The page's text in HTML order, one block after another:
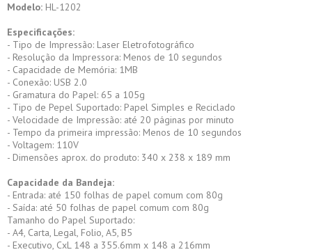
Modelo: HL-1202
Especificações:
- Tipo de Impressão: Laser Eletrofotográfico
- Resolução da Impressora: Menos de 10 segundos
- Capacidade de Memória: 1MB
- Conexão: USB 2.0
- Gramatura do Papel: 65 a 105g
- Tipo de Pepel Suportado: Papel Simples e Reciclado
- Velocidade de Impressão: até 20 páginas por minuto
- Tempo da primeira impressão: Menos de 10 segundos
- Voltagem: 110V
- Dimensões aprox. do produto: 340 x 238 x 189 mm
Capacidade da Bandeja:
- Entrada: até 150 folhas de papel comum com 80g
- Saída: até 50 folhas de papel comum com 80g
Tamanho do Papel Suportado:
- A4, Carta, Legal, Folio, A5, B5
- Executivo, CxL 148 a 355.6mm x 148 a 216mm